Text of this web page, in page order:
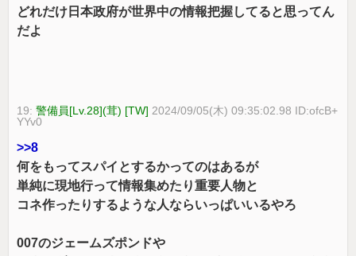
どれだけ日本政府が世界中の情報把握してると思ってん
だよ
19:警備員[Lv.28](茸) [TW] 2024/09/05(木) 09:35:02.98 ID:ofcB+
YYv0
>>8
何をもってスパイとするかってのはあるが
単純に現地行って情報集めたり重要人物と
コネ作ったりするような人ならいっぱいいるやろ
007のジェームズポンドや